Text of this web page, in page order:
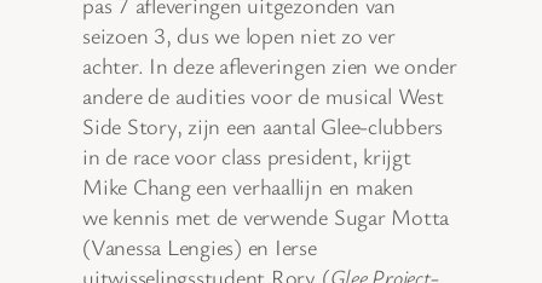
seizoen 3, dus we lopen niet zo ver
achter. In deze afleveringen zien we onder
andere de audities voor de musical West
Side Story, zijn een aantal Glee-clubbers
in de race voor class president, krijgt
Mike Chang een verhaallijn en maken
we kennis met de verwende Sugar Motta
(Vanessa Lengies) en Ierse
uitwisselingsstudent Rory (Glee Project-